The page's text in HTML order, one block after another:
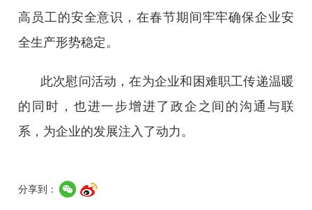
高员工的安全意识，在春节期间牢牢确保企业安
全生产形势稳定。
此次慰问活动，在为企业和困难职工传递温暖
的同时，也进一步增进了政企之间的沟通与联
系，为企业的发展注入了动力。
分享到：